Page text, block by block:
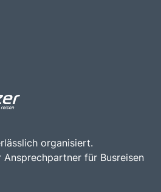
organisiert.
Ansprechpartner für Busreisen